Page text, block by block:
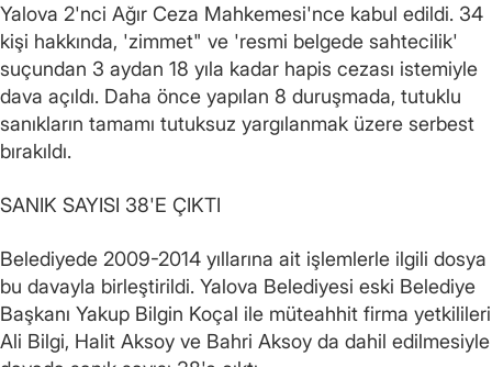
Yalova 2'nci Ağır Ceza Mahkemesi'nce kabul edildi. 34
kişi hakkında, 'zimmet" ve 'resmi belgede sahtecilik'
suçundan 3 aydan 18 yıla kadar hapis cezası istemiyle
dava açıldı. Daha önce yapılan 8 duruşmada, tutuklu
sanıkların tamamı tutuksuz yargılanmak üzere serbest
bırakıldı.
SANIK SAYISI 38'E ÇIKTI
Belediyede 2009-2014 yıllarına ait işlemlerle ilgili dosya
bu davayla birleştirildi. Yalova Belediyesi eski Belediye
Başkanı Yakup Bilgin Koçal ile müteahhit firma yetkilileri
Ali Bilgi, Halit Aksoy ve Bahri Aksoy da dahil edilmesiyle